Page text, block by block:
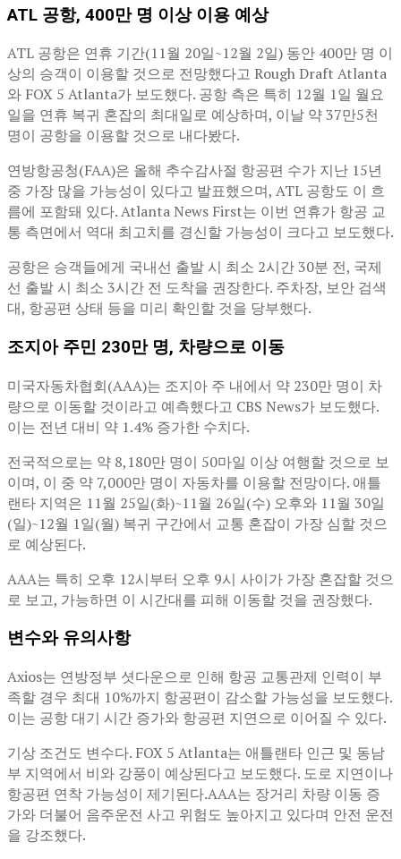
ATL 공항, 400만 명 이상 이용 예상
ATL 공항은 연휴 기간(11월 20일~12월 2일) 동안 400만 명 이
상의 승객이 이용할 것으로 전망했다고 Rough Draft Atlanta
와 FOX 5 Atlanta가 보도했다. 공항 측은 특히 12월 1일 월요
일을 연휴 복귀 혼잡의 최대일로 예상하며, 이날 약 37만5천
명이 공항을 이용할 것으로 내다봤다.
연방항공청(FAA)은 올해 추수감사절 항공편 수가 지난 15년
중 가장 많을 가능성이 있다고 발표했으며, ATL 공항도 이 흐
름에 포함돼 있다. Atlanta News First는 이번 연휴가 항공 교
통 측면에서 역대 최고치를 경신할 가능성이 크다고 보도했다.
공항은 승객들에게 국내선 출발 시 최소 2시간 30분 전, 국제
선 출발 시 최소 3시간 전 도착을 권장한다. 주차장, 보안 검색
대, 항공편 상태 등을 미리 확인할 것을 당부했다.
조지아 주민 230만 명, 차량으로 이동
미국자동차협회(AAA)는 조지아 주 내에서 약 230만 명이 차
량으로 이동할 것이라고 예측했다고 CBS News가 보도했다.
이는 전년 대비 약 1.4% 증가한 수치다.
전국적으로는 약 8,180만 명이 50마일 이상 여행할 것으로 보
이며, 이 중 약 7,000만 명이 자동차를 이용할 전망이다. 애틀
랜타 지역은 11월 25일(화)~11월 26일(수) 오후와 11월 30일
(일)~12월 1일(월) 복귀 구간에서 교통 혼잡이 가장 심할 것으
로 예상된다.
AAA는 특히 오후 12시부터 오후 9시 사이가 가장 혼잡할 것으
로 보고, 가능하면 이 시간대를 피해 이동할 것을 권장했다.
변수와 유의사항
Axios는 연방정부 셧다운으로 인해 항공 교통관제 인력이 부
족할 경우 최대 10%까지 항공편이 감소할 가능성을 보도했다.
이는 공항 대기 시간 증가와 항공편 지연으로 이어질 수 있다.
기상 조건도 변수다. FOX 5 Atlanta는 애틀랜타 인근 및 동남
부 지역에서 비와 강풍이 예상된다고 보도했다. 도로 지연이나
항공편 연착 가능성이 제기된다.AAA는 장거리 차량 이동 증
가와 더불어 음주운전 사고 위험도 높아지고 있다며 안전 운전
을 강조했다.